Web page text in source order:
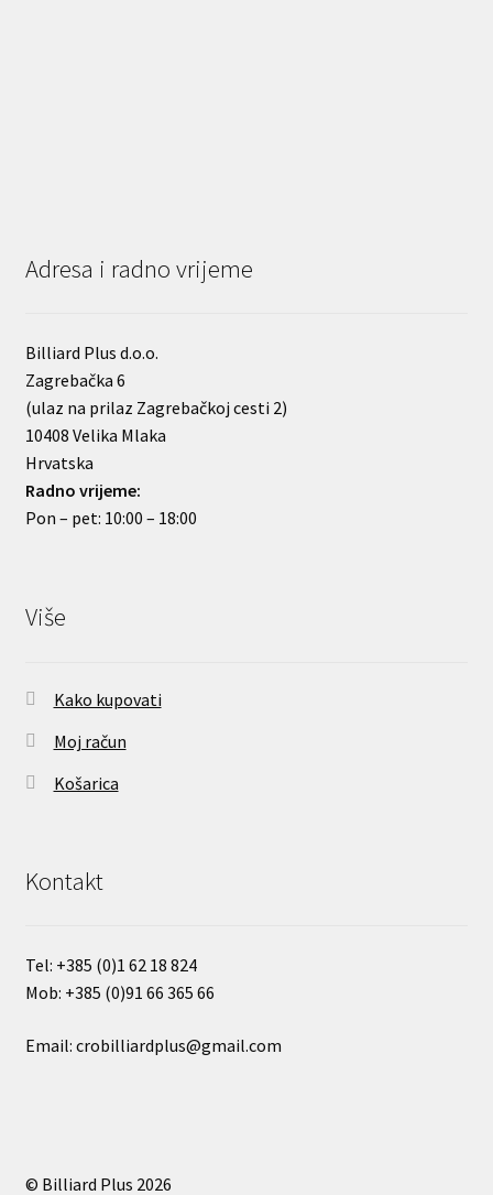
Adresa i radno vrijeme
Billiard Plus d.o.o.
Zagrebačka 6
(ulaz na prilaz Zagrebačkoj cesti 2)
10408 Velika Mlaka
Hrvatska
Radno vrijeme:
Pon – pet: 10:00 – 18:00
Više
Kako kupovati
Moj račun
Košarica
Kontakt
Tel: +385 (0)1 62 18 824
Mob: +385 (0)91 66 365 66
Email: crobilliardplus@gmail.com
© Billiard Plus 2026